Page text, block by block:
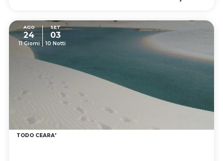
AGO
24
11 Giorni
SET
03
10 Notti
TODO CEARA'